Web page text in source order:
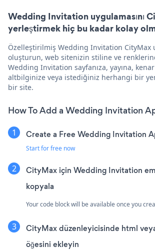
Wedding Invitation uygulamasını
yerleştirmek hiç bu kadar kolay
Özelleştirilmiş Wedding Invitation CityMax
oluşturun, web sitenizin stiline ve
Wedding Invitation sayfanıza, yayına,
altbilginize veya istediğiniz herhangi bir
bir site.
How To Add a Wedding Invitation
Create a Free Wedding Invitation
Start for free now
CityMax için Wedding Invitation
kopyala
Your code block will be available once you
CityMax düzenleyicisinde html
öğesini ekleyin